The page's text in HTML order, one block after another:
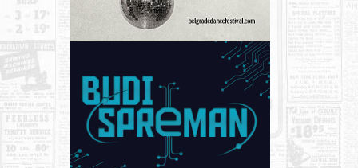
KONTAKT
O NAMA